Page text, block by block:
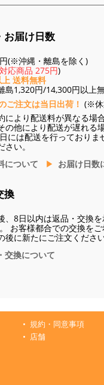
お届け日数
(※沖縄・離島を除く)
応商品 275円)
送料無料
島1,320円/14,300円以上
ご注文は当日出荷！ (※休
により配送料が異なる場
の他により配送が遅れる
には配送を行っておりま
さい。
について
お届け日数
換
、8日以内は返品・交換
お客様都合での交換をご
後に新たにご注文ください
交換について
規約・同意事項
店舗